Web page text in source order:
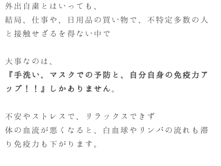
外出自粛とはいっても、
結局、仕事や、日用品の買い物で、不特定多数の人
と接触せざるを得ない中で
大事なのは、
『手洗い、マスクでの予防と、自分自身の免疫力ア
ップ！！』しかありません。
不安やストレスで、リラックスできず
体の血流が悪くなると、白血球やリンパの流れも滞
り免疫力も下がります。